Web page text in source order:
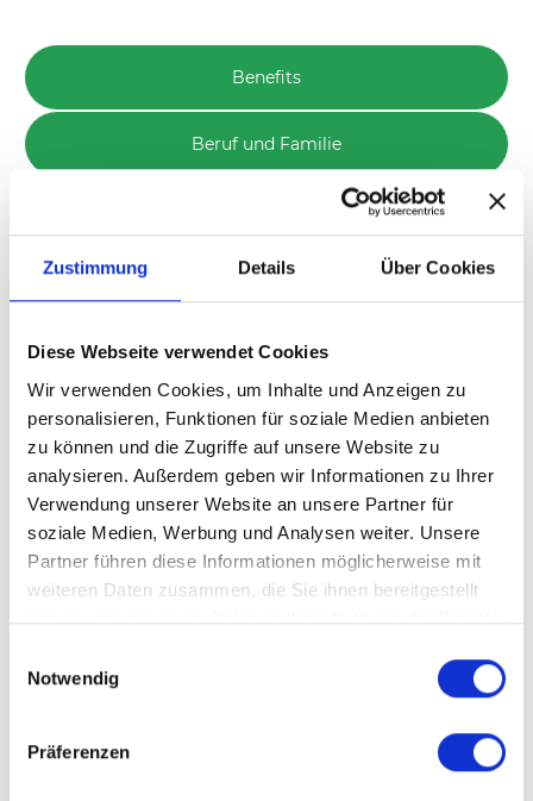
Zustimmung Details Über Cookies
Diese Webseite verwendet Cookies
Wir verwenden Cookies, um Inhalte und Anzeigen zu
personalisieren, Funktionen für soziale Medien anbieten
zu können und die Zugriffe auf unsere Website zu
analysieren. Außerdem geben wir Informationen zu Ihrer
Verwendung unserer Website an unsere Partner für
soziale Medien, Werbung und Analysen weiter. Unsere
Partner führen diese Informationen möglicherweise mit
weiteren Daten zusammen, die Sie ihnen bereitgestellt
haben oder die sie im Rahmen Ihrer Nutzung der Dienste
Notwendig
Präferenzen
Benefits
Beruf und Familie
KARRIERE BEI MED-SPEZIALISTEN
Zum neuen Job in 4 einfachen
Kontaktieren Sie uns
Sie sind auf der Suche nach einer Vermittlung oder
Zeitarbeit in der Pflege? Dann bewerben Sie sich jetzt bei
uns oder nehmen Sie telefonisch Kontakt auf.
Lernen Sie uns kennen
mehr über Ihre Wünsche und Ziele erfahren.